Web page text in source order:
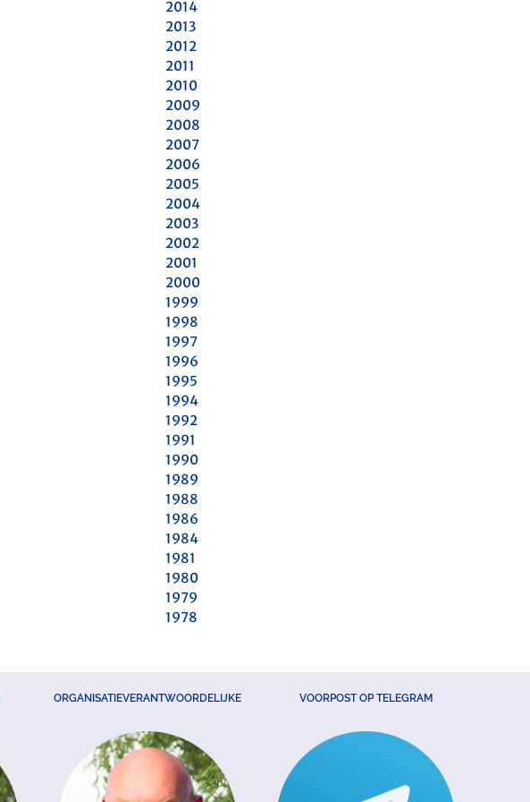
2014
2013
2012
2011
2010
2009
2008
2007
2006
2005
2004
2003
2002
2001
2000
1999
1998
1997
1996
1995
1994
1992
1991
1990
1989
1988
1986
1984
1981
1980
1979
1978
ORGANISATIEVERANTWOORDELIJKE VOORPOST OP TELEGRAM